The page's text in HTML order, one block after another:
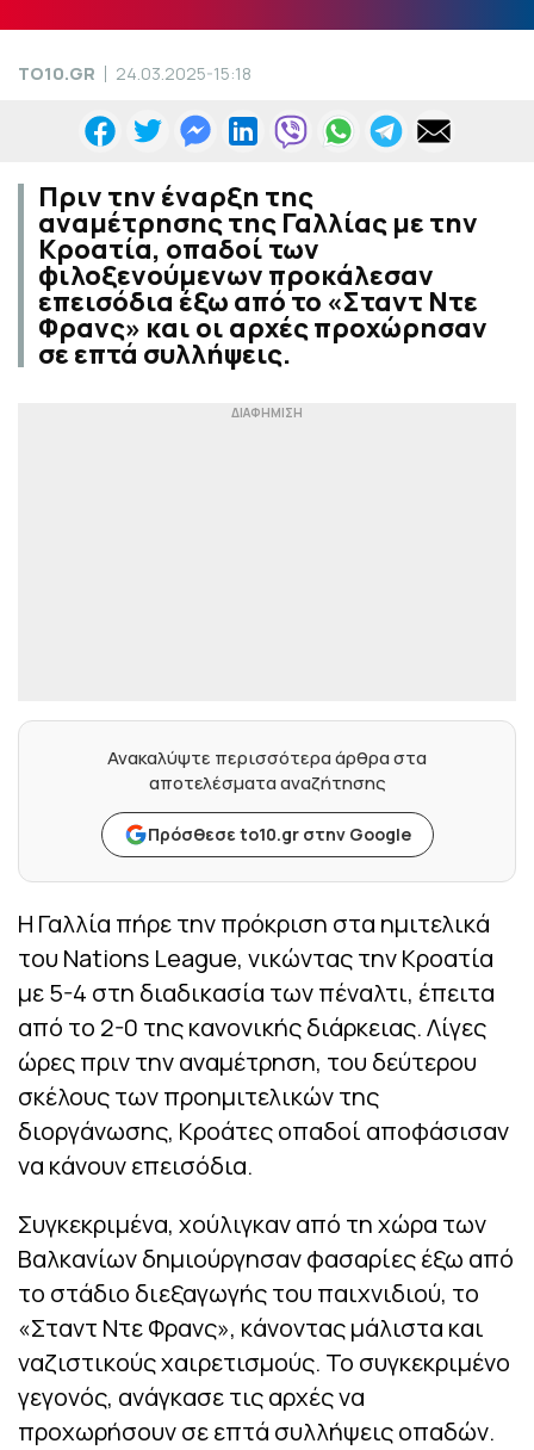
TO10.GR 24.03.2025-15:18
Πριν την έναρξη της
αναμέτρησης της Γαλλίας με την
Κροατία, οπαδοί των
φιλοξενούμενων προκάλεσαν
επεισόδια έξω από το «Σταντ Ντε
Φρανς» και οι αρχές προχώρησαν
σε επτά συλλήψεις.
Ανακαλύψτε περισσότερα άρθρα στα
αποτελέσματα αναζήτησης
Πρόσθεσε to10.gr στην Google
Η Γαλλία πήρε την πρόκριση στα ημιτελικά
του Nations League, νικώντας την Κροατία
με 5-4 στη διαδικασία των πέναλτι, έπειτα
από το 2-0 της κανονικής διάρκειας. Λίγες
ώρες πριν την αναμέτρηση, του δεύτερου
σκέλους των προημιτελικών της
διοργάνωσης, Κροάτες οπαδοί αποφάσισαν
να κάνουν επεισόδια.
Συγκεκριμένα, χούλιγκαν από τη χώρα των
Βαλκανίων δημιούργησαν φασαρίες έξω από
το στάδιο διεξαγωγής του παιχνιδιού, το
«Σταντ Ντε Φρανς», κάνοντας μάλιστα και
ναζιστικούς χαιρετισμούς. Το συγκεκριμένο
γεγονός, ανάγκασε τις αρχές να
προχωρήσουν σε επτά συλλήψεις οπαδών.